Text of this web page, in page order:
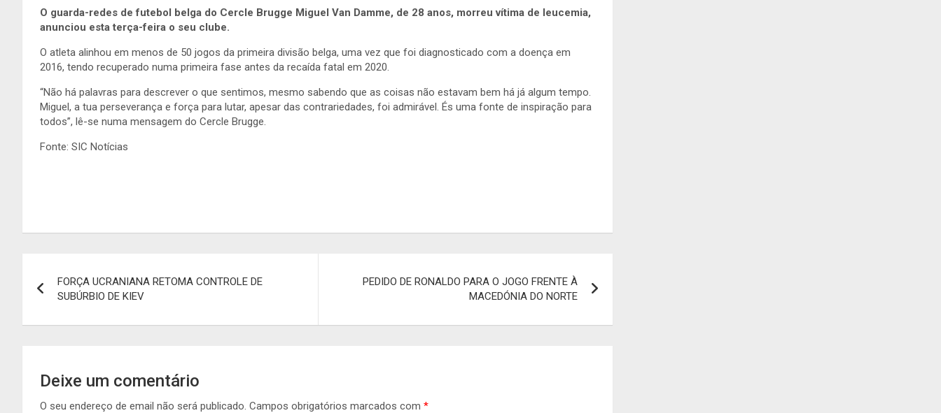
O guarda-redes de futebol belga do Cercle Brugge Miguel Van Damme, de 28 anos, morreu vítima de leucemia,
anunciou esta terça-feira o seu clube.
O atleta alinhou em menos de 50 jogos da primeira divisão belga, uma vez que foi diagnosticado com a doença em
2016, tendo recuperado numa primeira fase antes da recaída fatal em 2020.
“Não há palavras para descrever o que sentimos, mesmo sabendo que as coisas não estavam bem há já algum tempo.
Miguel, a tua perseverança e força para lutar, apesar das contrariedades, foi admirável. És uma fonte de inspiração para
todos”, lê-se numa mensagem do Cercle Brugge.
Fonte: SIC Notícias
de
artigos
FORÇA UCRANIANA RETOMA CONTROLE DE
SUBÚRBIO DE KIEV
PEDIDO DE RONALDO PARA O JOGO FRENTE À
MACEDÓNIA DO NORTE
Deixe um comentário
O seu endereço de email não será publicado. Campos obrigatórios marcados com *